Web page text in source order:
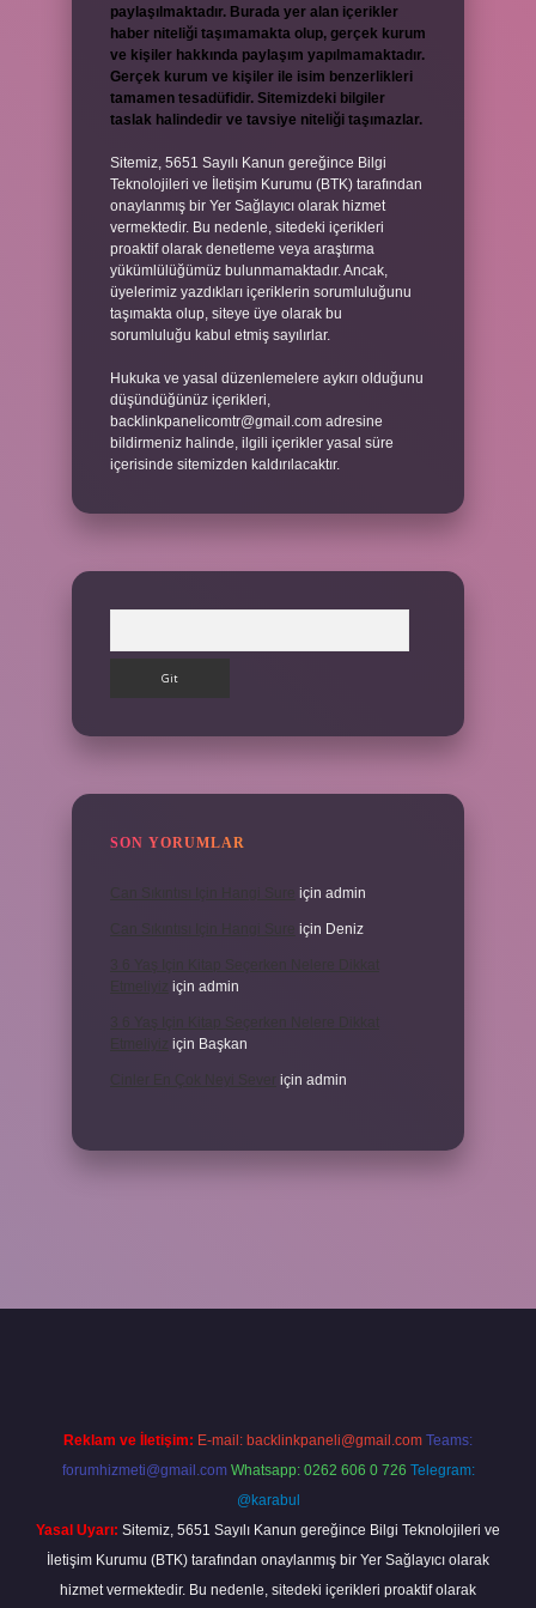
paylaşılmaktadır. Burada yer alan içerikler
haber niteliği taşımamakta olup, gerçek kurum
ve kişiler hakkında paylaşım yapılmamaktadır.
Gerçek kurum ve kişiler ile isim benzerlikleri
tamamen tesadüfidir. Sitemizdeki bilgiler
taslak halindedir ve tavsiye niteliği taşımazlar.
Sitemiz, 5651 Sayılı Kanun gereğince Bilgi
Teknolojileri ve İletişim Kurumu (BTK) tarafından
onaylanmış bir Yer Sağlayıcı olarak hizmet
vermektedir. Bu nedenle, sitedeki içerikleri
proaktif olarak denetleme veya araştırma
yükümlülüğümüz bulunmamaktadır. Ancak,
üyelerimiz yazdıkları içeriklerin sorumluluğunu
taşımakta olup, siteye üye olarak bu
sorumluluğu kabul etmiş sayılırlar.
Hukuka ve yasal düzenlemelere aykırı olduğunu
düşündüğünüz içerikleri,
backlinkpanelicomtr@gmail.com adresine
bildirmeniz halinde, ilgili içerikler yasal süre
içerisinde sitemizden kaldırılacaktır.
SON YORUMLAR
için admin
için Deniz
için admin
için Başkan
için admin
Reklam ve İletişim: E-mail: backlinkpaneli@gmail.com Teams:
forumhizmeti@gmail.com Whatsapp: 0262 606 0 726 Telegram:
@karabul
Yasal Uyarı: Sitemiz, 5651 Sayılı Kanun gereğince Bilgi Teknolojileri ve
İletişim Kurumu (BTK) tarafından onaylanmış bir Yer Sağlayıcı olarak
hizmet vermektedir. Bu nedenle, sitedeki içerikleri proaktif olarak